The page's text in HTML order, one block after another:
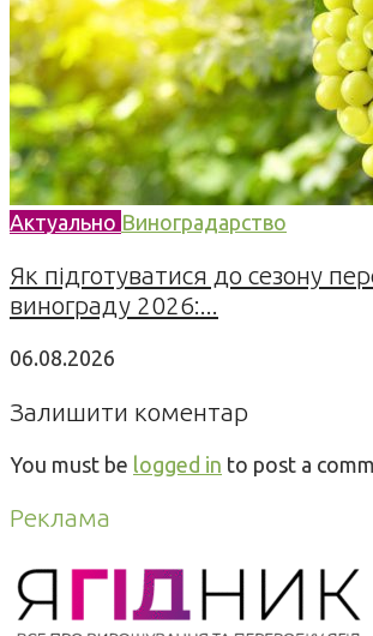
Актуально Виноградарство
Як підготуватися до сезону
винограду 2026:...
06.08.2026
Залишити коментар
You must be logged in to post a
Реклама